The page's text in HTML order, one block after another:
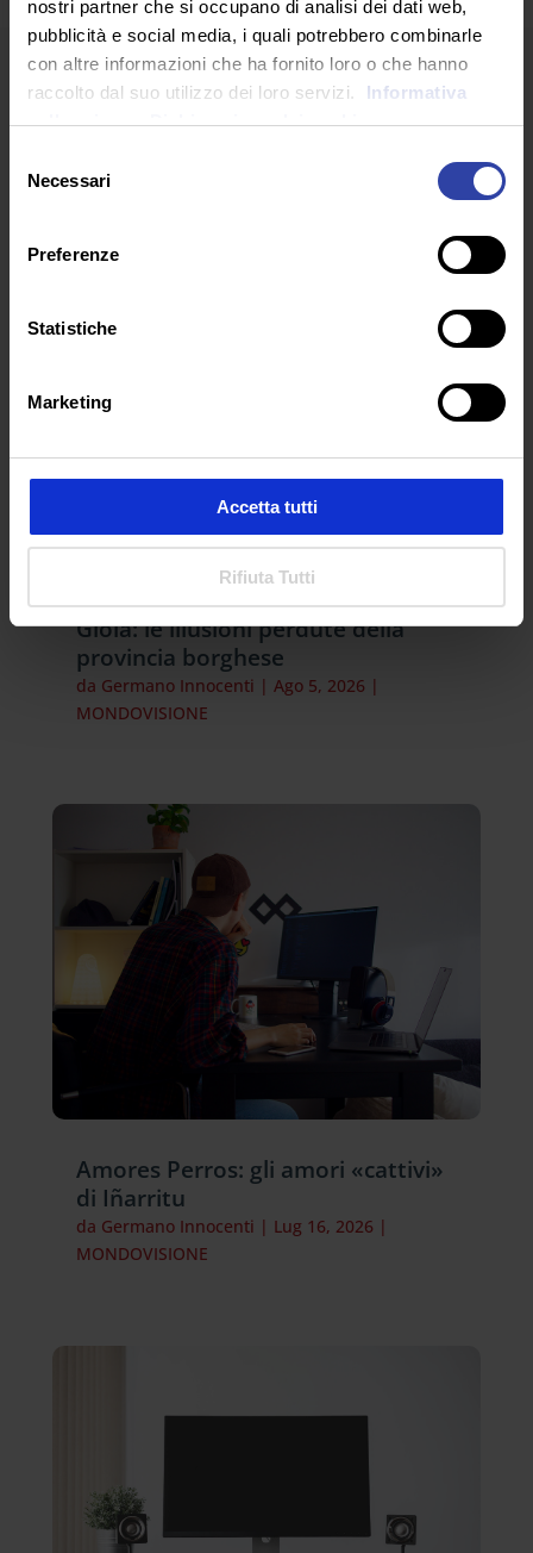
nostri partner che si occupano di analisi dei dati web,
pubblicità e social media, i quali potrebbero combinarle
con altre informazioni che ha fornito loro o che hanno
raccolto dal suo utilizzo dei loro servizi.
Informativa
sulla privacy. Dichiarazione dei cookie
delNecessari
Preferenze
Statistiche
Marketing
Accetta tutti
Rifiuta Tutti
ARTICOLI RECENTI
Gioia: le illusioni perdute della
provincia borghese
da Germano Innocenti | Ago 5, 2026 |
MONDOVISIONE
Amores Perros: gli amori «cattivi»
di Iñarritu
da Germano Innocenti | Lug 16, 2026 |
MONDOVISIONE